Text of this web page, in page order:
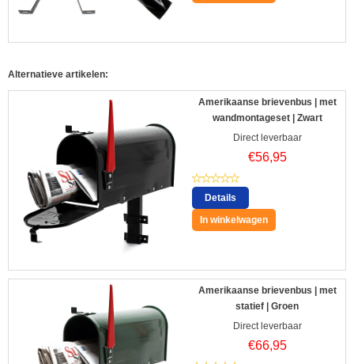
Alternatieve artikelen:
Amerikaanse brievenbus | met
wandmontageset | Zwart
Direct leverbaar
€56,95
Details
In winkelwagen
Amerikaanse brievenbus | met
statief | Groen
Direct leverbaar
€66,95